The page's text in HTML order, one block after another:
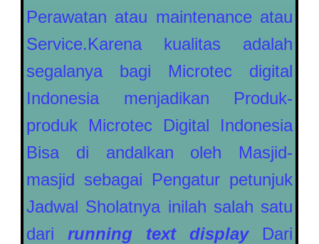
Perawatan atau maintenance atau
Service.Karena kualitas adalah
segalanya bagi Microtec digital
Indonesia menjadikan Produk-
produk Microtec Digital Indonesia
Bisa di andalkan oleh Masjid-
masjid sebagai Pengatur petunjuk
Jadwal Sholatnya inilah salah satu
dari running text display Dari